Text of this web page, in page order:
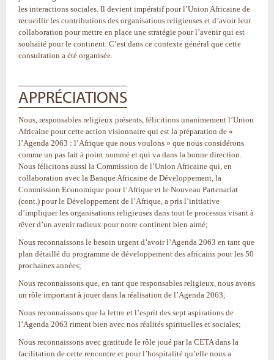
les interactions sociales. Il devient impératif pour l’Union Africaine de
recueillir les contributions des organisations religieuses et d’avoir leur
collaboration pour mettre en place une stratégie pour l’avenir qui est
souhaité pour le continent. C’est dans ce contexte général que cette
consultation a été organisée.
APPRÉCIATIONS
Nous, responsables religieux présents, félicitions unanimement l’Union
Africaine pour cette action visionnaire qui est la préparation de «
l’Agenda 2063 : l’Afrique que nous voulons » que nous considérons
comme un pas fait à point nommé et qui va dans la bonne direction.
Nous félicitons aussi la Commission de l’Union Africaine qui, en
collaboration avec la Banque Africaine de Développement, la
Commission Economique pour l’Afrique et le Nouveau Partenariat
(cont.) pour le Développement de l’Afrique, a pris l’initiative
d’impliquer les organisations religieuses dans tout le processus visant à
rêver d’un avenir radieux pour notre continent bien aimé;
Nous reconnaissons le besoin urgent d’avoir l’Agenda 2063 en tant que
plan détaillé du programme de développement des africains pour les 50
prochaines années;
Nous reconnaissons que, en tant que responsables religieux, nous avons
un rôle important à jouer dans la réalisation de l’Agenda 2063;
Nous reconnaissons que la lettre et l’esprit des sept aspirations de
l’Agenda 2063 riment bien avec nos réalités spirituelles et sociales;
Nous reconnaissons avec gratitude le rôle joué par la CETA dans la
facilitation de cette rencontre et pour l’hospitalité qu’elle nous a